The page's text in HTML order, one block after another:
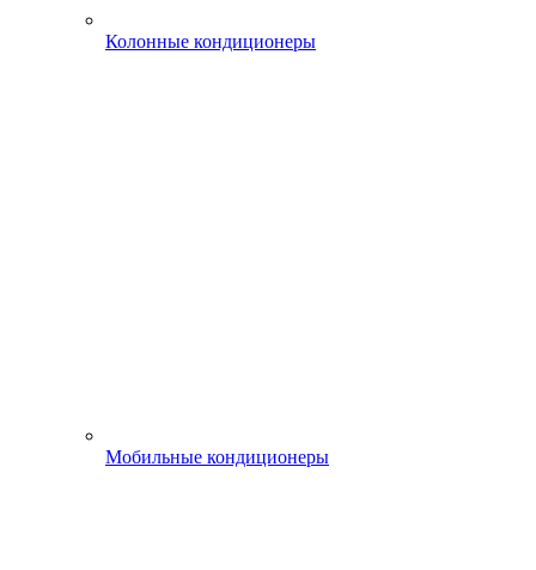
Колонные кондиционеры
Мобильные кондиционеры